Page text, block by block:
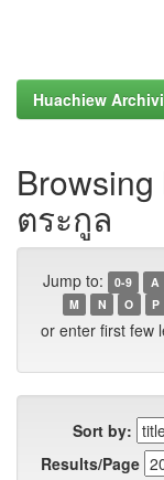
Huachiew
ตระกูล
Jump to: 0-9 A
M
N O P
or enter first few
Sort by:
Results/Page